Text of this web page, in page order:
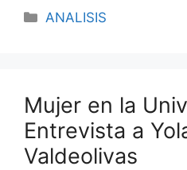
ANALISIS
Mujer en la
Entrevista a
Valdeolivas